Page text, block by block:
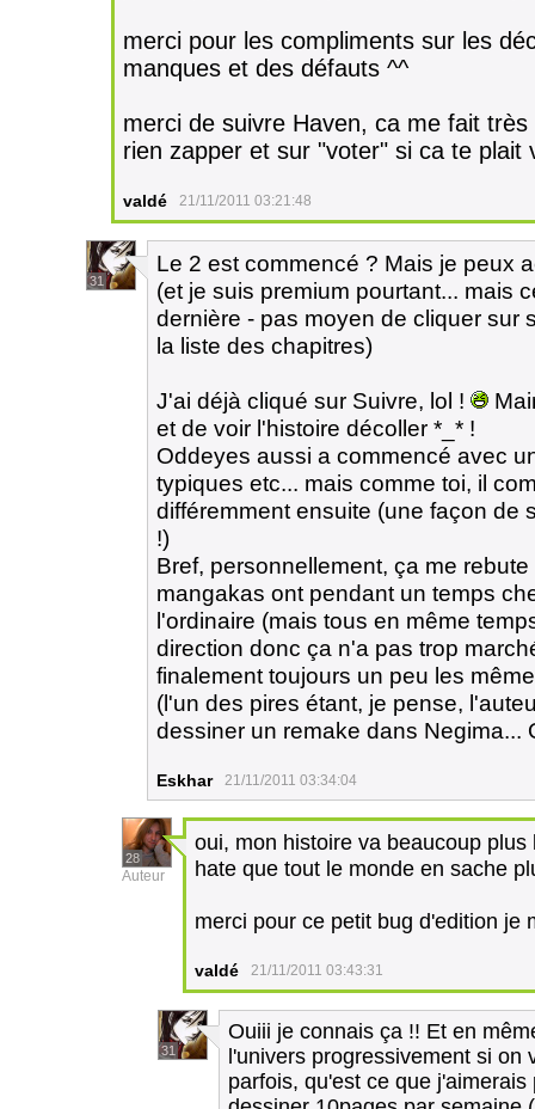
merci pour les compliments sur les
manques et des défauts ^^
merci de suivre Haven, ca me fait
rien zapper et sur "voter" si ca te plait
valdé 21/11/2011 03:21:48
31
Le 2 est commencé ? Mais je peux
(et je suis premium pourtant... mais
dernière - pas moyen de cliquer sur
la liste des chapitres)
J'ai déjà cliqué sur Suivre, lol !
et de voir l'histoire décoller *_* !
Oddeyes aussi a commencé avec
typiques etc... mais comme toi, il
différemment ensuite (une façon de
!)
Bref, personnellement, ça me
mangakas ont pendant un temps
l'ordinaire (mais tous en même
direction donc ça n'a pas trop
finalement toujours un peu les
(l'un des pires étant, je pense,
dessiner un remake dans Negima...
Eskhar 21/11/2011 03:34:04
28
Auteur
oui, mon histoire va beaucoup
hate que tout le monde en sache
merci pour ce petit bug d'edition je
valdé 21/11/2011 03:43:31
31
Ouiii je connais ça !! Et en
l'univers progressivement si
parfois, qu'est ce que